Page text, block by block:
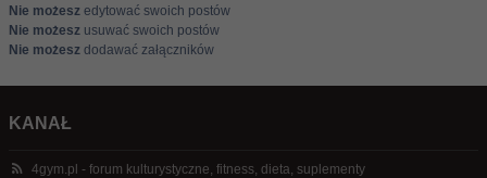
Nie możesz edytować swoich postów
Nie możesz usuwać swoich postów
Nie możesz dodawać załączników
KANAŁ
4gym.pl - forum kulturystyczne, fitness, dieta, suplementy